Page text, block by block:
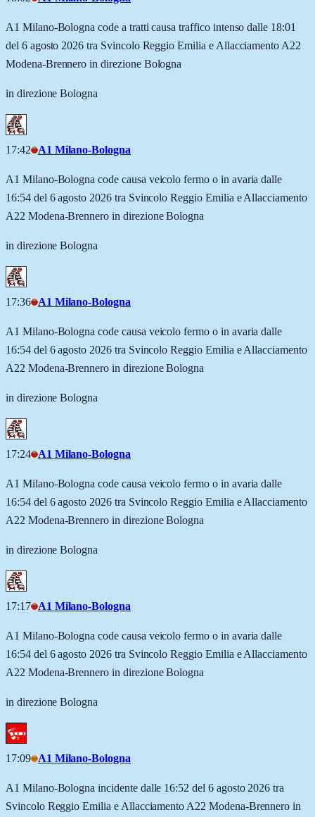
A1 Milano-Bologna code a tratti causa traffico intenso dalle 18:01
del 6 agosto 2026 tra Svincolo Reggio Emilia e Allacciamento A22
Modena-Brennero in direzione Bologna
in direzione Bologna
17:42 A1 Milano-Bologna
A1 Milano-Bologna code causa veicolo fermo o in avaria dalle
16:54 del 6 agosto 2026 tra Svincolo Reggio Emilia e Allacciamento
A22 Modena-Brennero in direzione Bologna
in direzione Bologna
17:36 A1 Milano-Bologna
A1 Milano-Bologna code causa veicolo fermo o in avaria dalle
16:54 del 6 agosto 2026 tra Svincolo Reggio Emilia e Allacciamento
A22 Modena-Brennero in direzione Bologna
in direzione Bologna
17:24 A1 Milano-Bologna
A1 Milano-Bologna code causa veicolo fermo o in avaria dalle
16:54 del 6 agosto 2026 tra Svincolo Reggio Emilia e Allacciamento
A22 Modena-Brennero in direzione Bologna
in direzione Bologna
17:17 A1 Milano-Bologna
A1 Milano-Bologna code causa veicolo fermo o in avaria dalle
16:54 del 6 agosto 2026 tra Svincolo Reggio Emilia e Allacciamento
A22 Modena-Brennero in direzione Bologna
in direzione Bologna
17:09 A1 Milano-Bologna
A1 Milano-Bologna incidente dalle 16:52 del 6 agosto 2026 tra
Svincolo Reggio Emilia e Allacciamento A22 Modena-Brennero in